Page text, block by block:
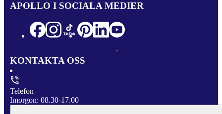
APOLLO I SOCIALA MEDIER
KONTAKTA OSS
Telefon
Imorgon: 08.30-17.00